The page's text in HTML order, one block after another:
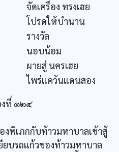
จัดเครื่อง ทรงเฮย
โปรดให้บำนาน
รางวัล
นอบน้อม
ผายสู่ นครเฮย
ไพร่แคว้นแดนสอง
ที่ ๑๒๔
งพิเภกกับท้าวมหาบาลเข้าสู้
บรถแก้วของท้าวมหาบาล